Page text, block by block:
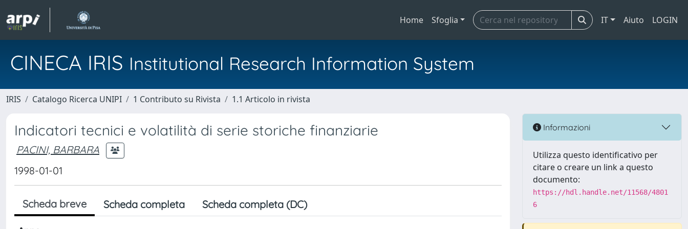
Home Sfoglia IT Aiuto LOGIN
CINECA IRIS Institutional Research Information System
IRIS Catalogo Ricerca UNIPI 1 Contributo su Rivista 1.1 Articolo in rivista
Indicatori tecnici e volatilità di serie storiche finanziarie
PACINI, BARBARA
1998-01-01
Scheda breve Scheda completa Scheda completa (DC)
Informazioni
Utilizza questo identificativo per
citare o creare un link a questo
documento:
https://hdl.handle.net/11568/4801
6